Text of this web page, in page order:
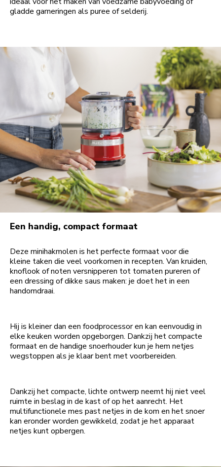
gladde garneringen als puree of selderij.
Een handig, compact formaat
Deze minihakmolen is het perfecte formaat voor die
kleine taken die veel voorkomen in recepten. Van kruiden,
knoflook of noten versnipperen tot tomaten pureren of
een dressing of dikke saus maken: je doet het in een
handomdraai.
Hij is kleiner dan een foodprocessor en kan eenvoudig in
elke keuken worden opgeborgen. Dankzij het compacte
formaat en de handige snoerhouder kun je hem netjes
wegstoppen als je klaar bent met voorbereiden.
Dankzij het compacte, lichte ontwerp neemt hij niet veel
ruimte in beslag in de kast of op het aanrecht. Het
multifunctionele mes past netjes in de kom en het snoer
kan eronder worden gewikkeld, zodat je het apparaat
netjes kunt opbergen.